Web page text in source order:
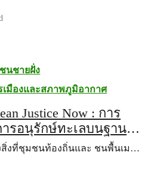
นชายฝั่ง
เมืองและสภาพภูมิอากาศ
Justice Now : การ
รอนุรักษ์ทะเลบนฐาน
สิ่งที่ชุมชนท้องถิ่นและ ชนพื้นเม…